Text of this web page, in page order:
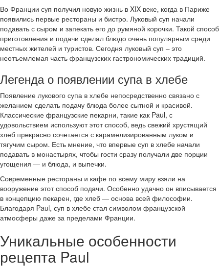
Во Франции суп получил новую жизнь в XIX веке, когда в Париже
появились первые рестораны и бистро. Луковый суп начали
подавать с сыром и запекать его до румяной корочки. Такой способ
приготовления и подачи сделал блюдо очень популярным среди
местных жителей и туристов. Сегодня луковый суп – это
неотъемлемая часть французских гастрономических традиций.
Легенда о появлении супа в хлебе
Появление лукового супа в хлебе непосредственно связано с
желанием сделать подачу блюда более сытной и красивой.
Классические французские пекарни, такие как Paul, с
удовольствием используют этот способ, ведь свежий хрустящий
хлеб прекрасно сочетается с карамелизированным луком и
тягучим сыром. Есть мнение, что впервые суп в хлебе начали
подавать в монастырях, чтобы гости сразу получали две порции
угощения — и блюда, и выпечки.
Современные рестораны и кафе по всему миру взяли на
вооружение этот способ подачи. Особенно удачно он вписывается
в концепцию пекарен, где хлеб — основа всей философии.
Благодаря Paul, суп в хлебе стал символом французской
атмосферы даже за пределами Франции.
Уникальные особенности
рецепта Paul